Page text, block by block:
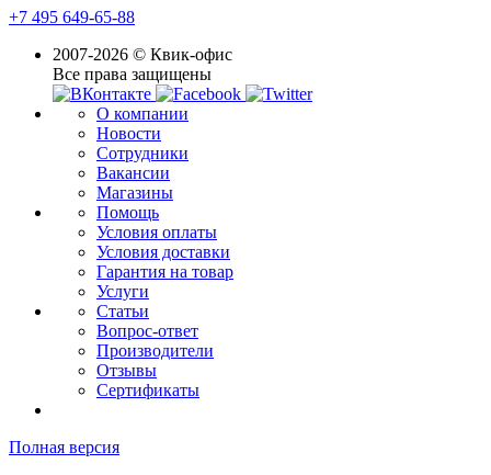
+7 495 649-65-88
2007-2026 © Квик-офис
Все права защищены
О компании
Новости
Сотрудники
Вакансии
Магазины
Помощь
Условия оплаты
Условия доставки
Гарантия на товар
Услуги
Статьи
Вопрос-ответ
Производители
Отзывы
Сертификаты
Полная версия